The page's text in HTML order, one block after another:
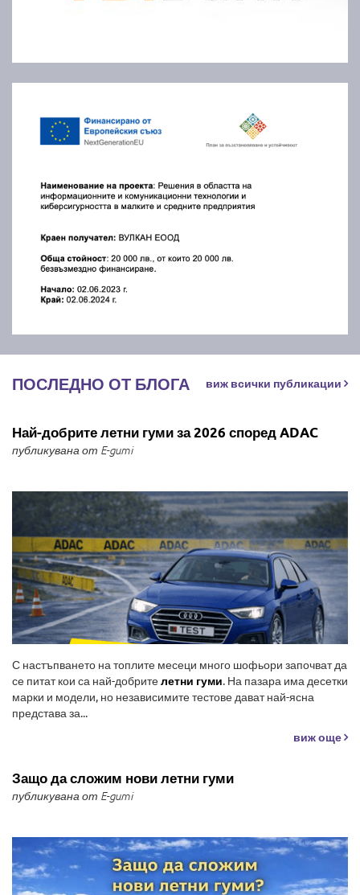
ПОСЛЕДНО ОТ БЛОГА виж всички публикации
Най-добрите летни гуми за 2026 според ADAC
публикувана от E-gumi
С настъпването на топлите месеци много шофьори започват да
се питат кои са най-добрителетни гуми. На пазара има десетки
марки и модели, но независимите тестове дават най-ясна
представа за...
виж още
Защо да сложим нови летни гуми
публикувана от E-gumi